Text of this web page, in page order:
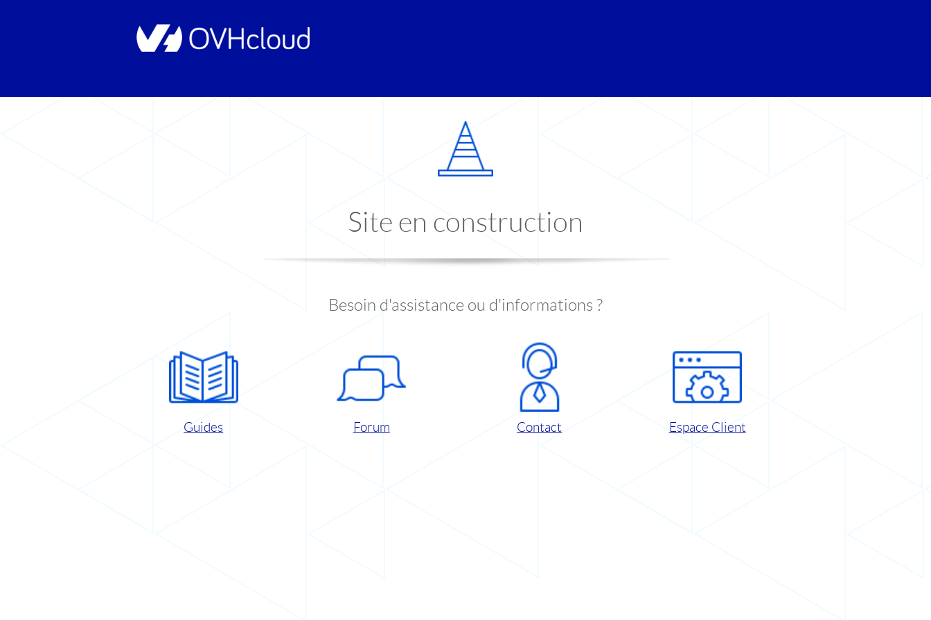
Site en construction
Besoin d'assistance ou d'informations ?
Guides Forum Contact Espace Client